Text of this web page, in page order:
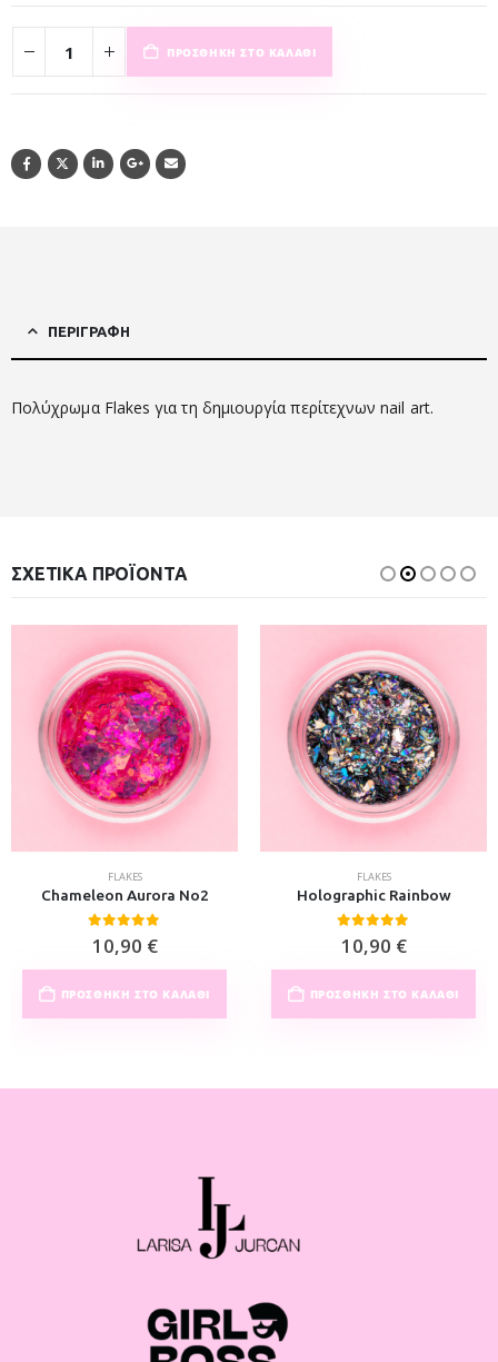
ΠΡΟΣΘΉΚΗ ΣΤΟ ΚΑΛΆΘΙ
ΠΕΡΙΓΡΑΦΉ
Πολύχρωμα Flakes για τη δημιουργία περίτεχνων nail art.
ΣΧΕΤΙΚΆ ΠΡΟΪΌΝΤΑ
FLAKES
Chameleon Aurora No2
0out of 5
10,90 €
ΠΡΟΣΘΉΚΗ ΣΤΟ ΚΑΛΆΘΙ
FLAKES
Holographic Rainbow
0out of 5
10,90 €
ΠΡΟΣΘΉΚΗ ΣΤΟ ΚΑΛΆΘΙ